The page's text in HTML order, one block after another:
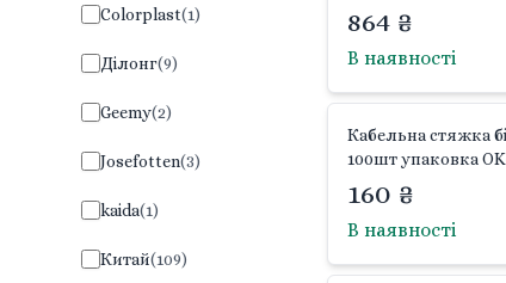
Colorplast(1)
Ділонг(9)
Geemy(2)
Josefotten(3)
kaida(1)
Китай(109)
коробці 16*13*4см
Китай
864 ₴
В наявності
Кабельна стяжка
100шт упаковка
160 ₴
В наявності